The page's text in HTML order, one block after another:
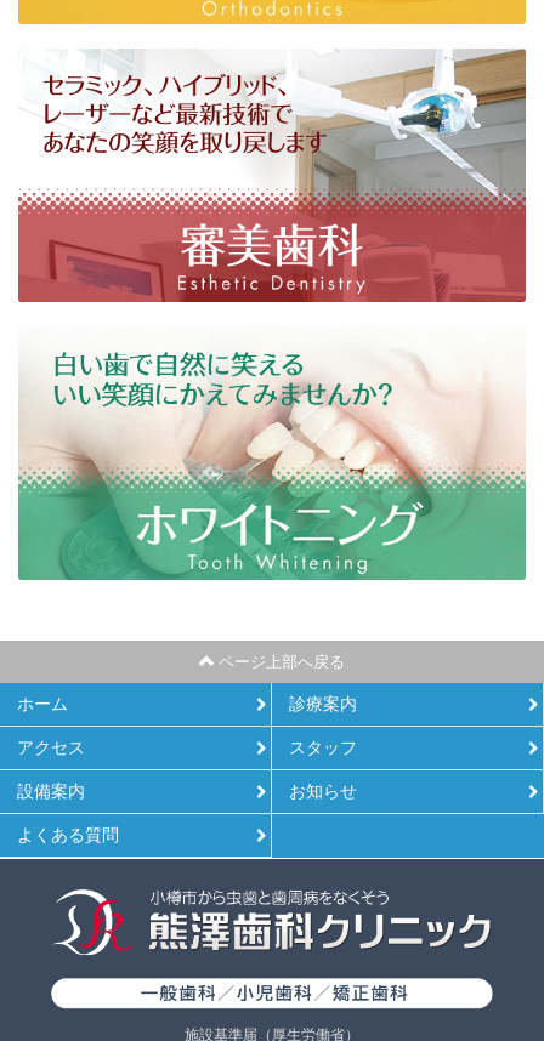
ページ上部へ戻る
ホーム 診療案内
アクセス スタッフ
設備案内 お知らせ
よくある質問
施設基準届（厚生労働省）